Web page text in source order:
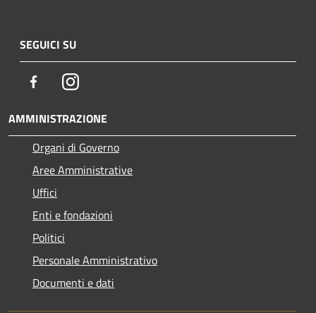
SEGUICI SU
FacebookInstagram
AMMINISTRAZIONE
Organi di Governo
Aree Amministrative
Uffici
Enti e fondazioni
Politici
Personale Amministrativo
Documenti e dati